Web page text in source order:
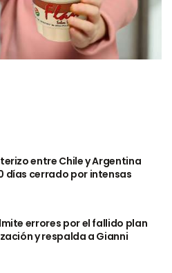
entre Chile y Argentina
días cerrado por intensas
errores por el fallido plan
y respalda a Gianni